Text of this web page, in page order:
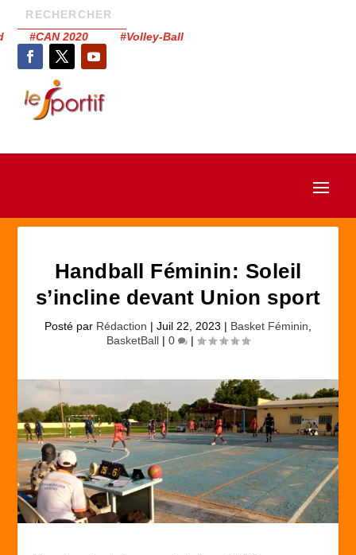
#CAN 2020 #Volley-Ball
Handball Féminin: Soleil
s’incline devant Union sport
Posté par Rédaction | Juil 22, 2023 | Basket Féminin
BasketBall | 0 |